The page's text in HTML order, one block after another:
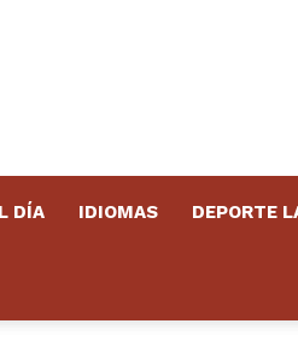
DÍA IDIOMAS DEPORTE